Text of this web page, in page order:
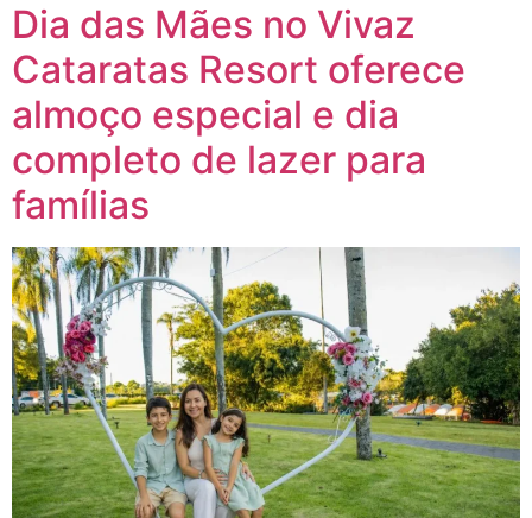
Dia das Mães no Vivaz
Cataratas Resort oferece
almoço especial e dia
completo de lazer para
famílias